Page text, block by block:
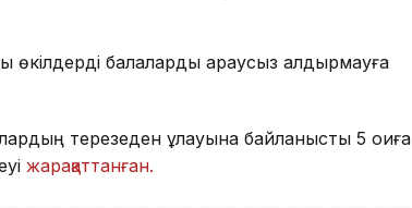
балаларды қараусыз қалдырмауға
терезеден құлауына байланысты 5 оқиға
жарақаттанған.